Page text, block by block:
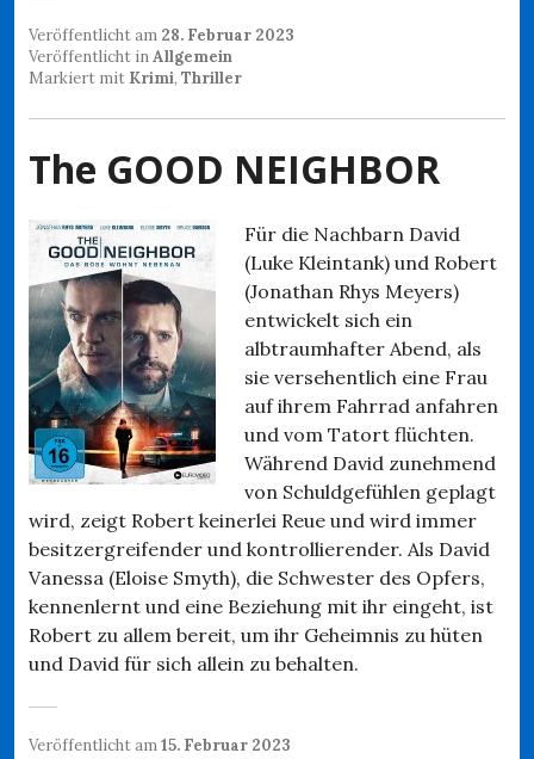
Veröffentlicht am 28. Februar 2023
Veröffentlicht inAllgemein
Markiert mit Krimi, Thriller
The GOOD NEIGHBOR
Für die Nachbarn David
(Luke Kleintank) und Robert
(Jonathan Rhys Meyers)
entwickelt sich ein
albtraumhafter Abend, als
sie versehentlich eine Frau
auf ihrem Fahrrad anfahren
und vom Tatort flüchten.
Während David zunehmend
von Schuldgefühlen geplagt
wird, zeigt Robert keinerlei Reue und wird immer
besitzergreifender und kontrollierender. Als David
Vanessa (Eloise Smyth), die Schwester des Opfers,
kennenlernt und eine Beziehung mit ihr eingeht, ist
Robert zu allem bereit, um ihr Geheimnis zu hüten
und David für sich allein zu behalten.
Veröffentlicht am15. Februar 2023